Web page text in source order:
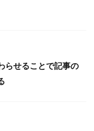
らせることで記事の